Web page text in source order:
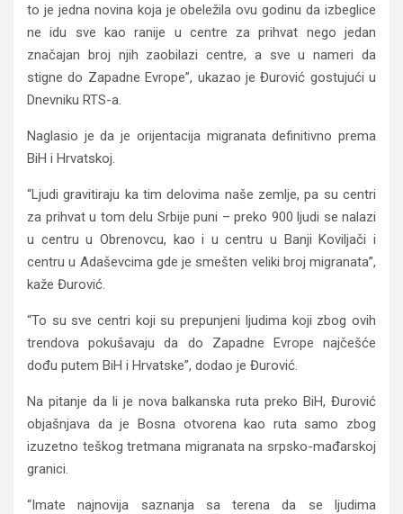
to je jedna novina koja je obeležila ovu godinu da izbeglice
ne idu sve kao ranije u centre za prihvat nego jedan
značajan broj njih zaobilazi centre, a sve u nameri da
stigne do Zapadne Evrope”, ukazao je Đurović gostujući u
Dnevniku RTS-a.
Naglasio je da je orijentacija migranata definitivno prema
BiH i Hrvatskoj.
“Ljudi gravitiraju ka tim delovima naše zemlje, pa su centri
za prihvat u tom delu Srbije puni – preko 900 ljudi se nalazi
u centru u Obrenovcu, kao i u centru u Banji Koviljači i
centru u Adaševcima gde je smešten veliki broj migranata”,
kaže Đurović.
“To su sve centri koji su prepunjeni ljudima koji zbog ovih
trendova pokušavaju da do Zapadne Evrope najčešće
dođu putem BiH i Hrvatske”, dodao je Đurović.
Na pitanje da li je nova balkanska ruta preko BiH, Đurović
objašnjava da je Bosna otvorena kao ruta samo zbog
izuzetno teškog tretmana migranata na srpsko-mađarskoj
granici.
“Imate najnovija saznanja sa terena da se ljudima